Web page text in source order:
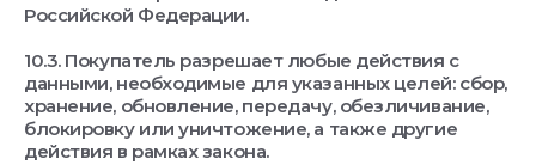
Российской Федерации.
10.3. Покупатель разрешает любые действия с
данными, необходимые для указанных целей: сбор,
хранение, обновление, передачу, обезличивание,
блокировку или уничтожение, а также другие
действия в рамках закона.